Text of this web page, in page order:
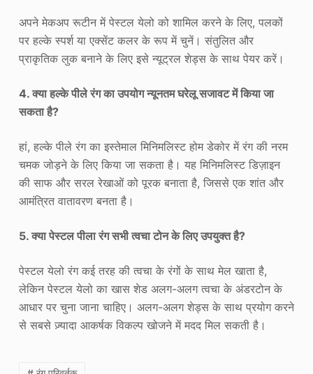
अपने मेकअप रूटीन में पेस्टल येलो को शामिल करने के लिए, पलकों
पर हल्के स्पर्श या एक्सेंट कलर के रूप में चुनें। संतुलित और
प्राकृतिक लुक बनाने के लिए इसे न्यूट्रल शेड्स के साथ पेयर करें।
4. क्या हल्के पीले रंग का उपयोग न्यूनतम घरेलू सजावट में किया जा
सकता है?
हां, हल्के पीले रंग का इस्तेमाल मिनिमलिस्ट होम डेकोर में रंग की नरम
चमक जोड़ने के लिए किया जा सकता है। यह मिनिमलिस्ट डिज़ाइन
की साफ और सरल रेखाओं को पूरक बनाता है, जिससे एक शांत और
आमंत्रित वातावरण बनता है।
5. क्या पेस्टल पीला रंग सभी त्वचा टोन के लिए उपयुक्त है?
पेस्टल येलो रंग कई तरह की त्वचा के रंगों के साथ मेल खाता है,
लेकिन पेस्टल येलो का खास शेड अलग-अलग त्वचा के अंडरटोन के
आधार पर चुना जाना चाहिए। अलग-अलग शेड्स के साथ प्रयोग करने
से सबसे ज़्यादा आकर्षक विकल्प खोजने में मदद मिल सकती है।